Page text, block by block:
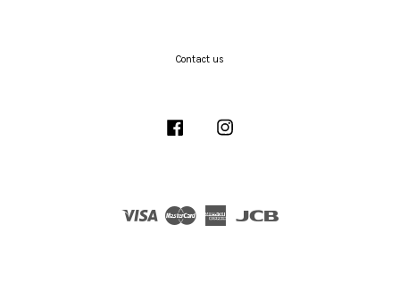
Contact us
Facebook
Visa
American